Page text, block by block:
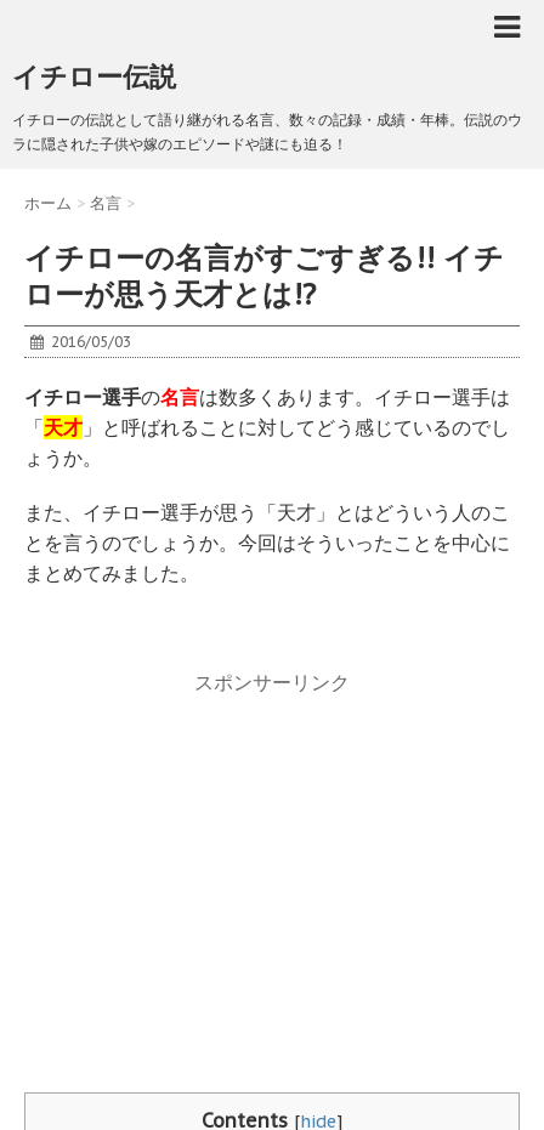
イチロー伝説
イチローの伝説として語り継がれる名言、数々の記録・成績・年棒。伝説のウ
ラに隠された子供や嫁のエピソードや謎にも迫る！
ホーム > 名言 >
イチローの名言がすごすぎる!! イチ
ローが思う天才とは!?
2016/05/03
イチロー選手の名言は数多くあります。イチロー選手は
「天才 」と呼ばれることに対してどう感じているのでし
ょうか。
また、イチロー選手が思う「天才」とはどういう人のこ
とを言うのでしょうか。今回はそういったことを中心に
まとめてみました。
スポンサーリンク
Contents [hide]